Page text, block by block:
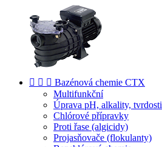
   Bazénová chemie CTX
Multifunkční
Úprava pH, alkality, tvrdosti
Chlórové přípravky
Proti řase (algicidy)
Projasňovače (flokulanty)